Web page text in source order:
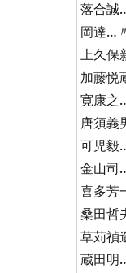
落合誠
岡達…〃
上久保
加藤悦
寛康之
唐須義
可児毅
金山司
喜多芳
桑田哲
草苅禎
蔵田明